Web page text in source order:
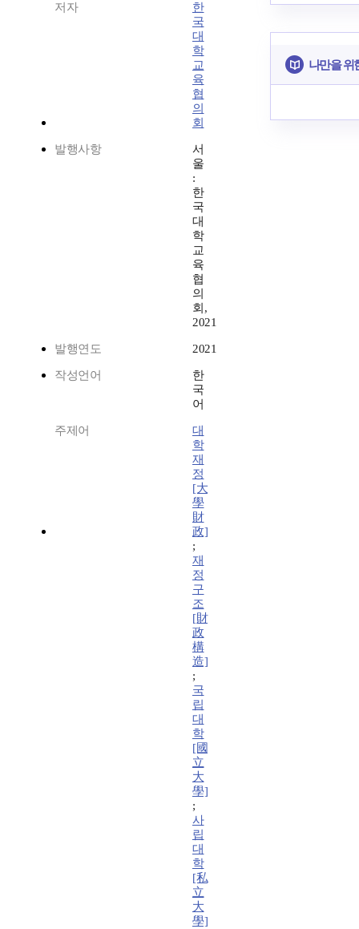
저자
한
국
대
학
교
육
협
의
회
발행사항
서
울
:
한
국
대
학
교
육
협
의
회,
2021
발행연도 2021
작성언어
한
국
어
주제어
대
학
재
정
[大
學
財
政]
;
재
정
구
조
[財
政
構
造]
;
국
립
대
학
[國
立
大
學]
;
사
립
대
학
[私
立
大
學]
나만을 위